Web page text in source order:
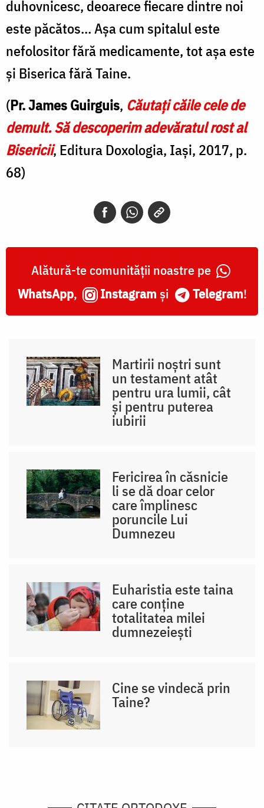
fără
medicamente,
tot
așa
și
Biserica
fără
Taine
duhovnicesc, deoarece fiecare dintre noi
este păcătos… Așa cum spitalul este
nefolositor fără medicamente, tot așa este
și Biserica fără Taine.
(Pr. James Guirguis, Căutați căile cele de
demult. Să descoperim adevăratul rost al
Bisericii, Editura Doxologia, Iași, 2017, p.
68)
Alătură-te comunității noastre pe
WhatsApp, Instagram și Telegram!
Martirii noștri sunt
un testament atât
pentru ura lumii, cât
și pentru puterea
iubirii
Fericirea în căsnicie
li se dă doar celor
care împlinesc
poruncile Lui
Dumnezeu
Euharistia este taina
care conține
totalitatea milei
dumnezeiești
Cine se vindecă prin
Taine?